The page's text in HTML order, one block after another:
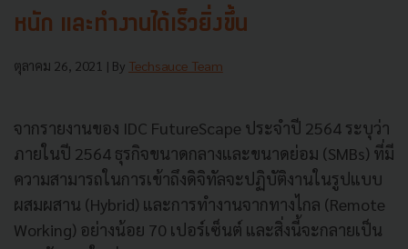
หนัก และทำงานได้เร็วยิ่งขึ้น
ตุลาคม 26, 2021 | By Techsauce Team
จากรายงานของ IDC FutureScape ประจำปี 2564 ระบุว่า
ภายในปี 2564 ธุรกิจขนาดกลางและขนาดย่อม (SMBs) ที่มี
ความสามารถในการเข้าถึงดิจิทัลจะปฏิบัติงานในรูปแบบ
ผสมผสาน (Hybrid) และการทำงานจากทางไกล (Remote
Working) อย่างน้อย 70 เปอร์เซ็นต์ และสิ่งนี้จะกลายเป็น